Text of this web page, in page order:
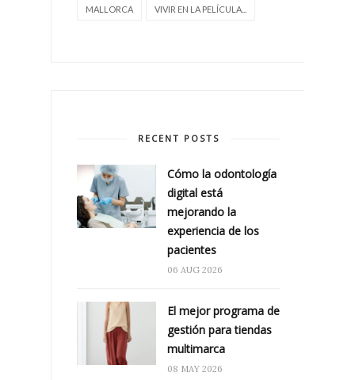
MALLORCA VIVIR EN LA PELÍCULA...
RECENT POSTS
Cómo la odontología
digital está
mejorando la
experiencia de los
pacientes
06 AUG 2026
El mejor programa de
gestión para tiendas
multimarca
08 MAY 2026